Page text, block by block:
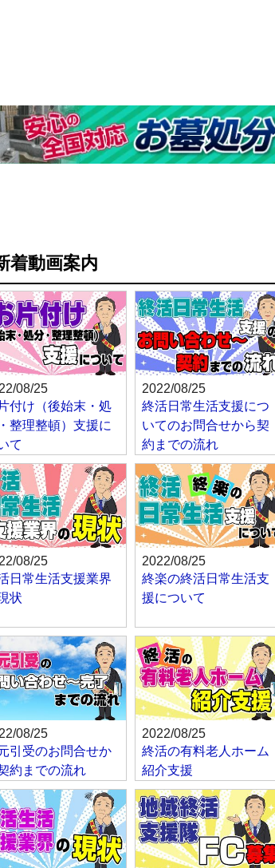
着動画案内
08/25
付け（後始末・処
整理整頓）支援に
て
2022/08/25
終活日常生活支援につ
いてのお問合せから契
約までの流れ
08/25
日常生活支援業界
状
2022/08/25
終楽の終活日常生活支
援について
08/25
引受のお問合せか
約までの流れ
2022/08/25
終活の有料老人ホーム
紹介支援